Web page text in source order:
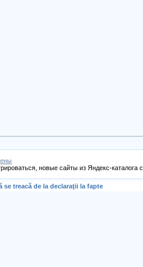
новые сайты из Яндекс-каталога с
treacă de la declaraţii la fapte